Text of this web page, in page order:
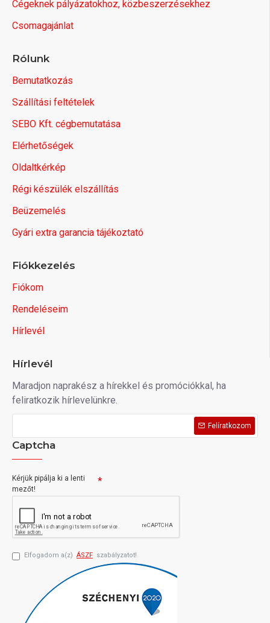
Cégeknek pályázatokhoz, közbeszerzésekhez
Csomagajánlat
Rólunk
Bemutatkozás
Szállítási feltételek
SEBO Kft. cégbemutatása
Elérhetőségek
Oldaltkérkép
Régi készülék elszállítás
Beüzemelés
Gyári extra garancia tájékoztató
Fiókkezelés
Fiókom
Rendeléseim
Hírlevél
Hírlevél
Maradjon naprakész a hírekkel és promóciókkal, ha
feliratkozik hírlevelünkre.
Felíratkozom
Captcha
Kérjük pipálja ki a lenti
mezőt!
Elfogadom a(z) ÁSZF szabályzatot!